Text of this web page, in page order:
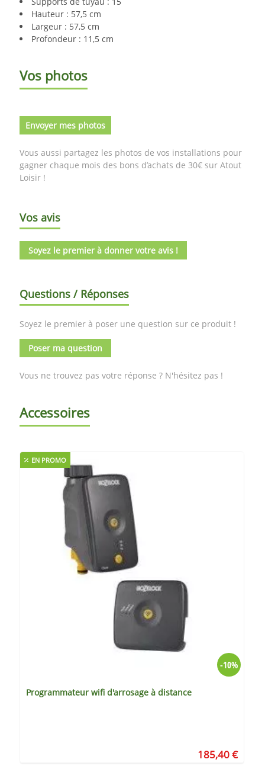
Hauteur : 57,5 cm
Largeur : 57,5 cm
Profondeur : 11,5 cm
Vos photos
Envoyer mes photos
Vous aussi partagez les photos de vos installations pour
gagner chaque mois des bons d’achats de 30€ sur Atout
Loisir !
Vos avis
Soyez le premier à donner votre avis !
Questions / Réponses
Soyez le premier à poser une question sur ce produit !
Poser ma question
Vous ne trouvez pas votre réponse ? N'hésitez pas !
Accessoires
-10%
EN PROMO
Programmateur wifi d'arrosage à distance
185,40 €